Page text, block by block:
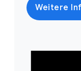
Weitere